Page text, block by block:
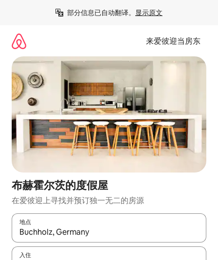
部分信息已自动翻译。 显示原文
来爱彼迎当房东
布赫霍尔茨的度假屋
在爱彼迎上寻找并预订独一无二的房源
地点
如有搜索结果，请使用上下方向键查看，或通过点击或滑动手势
入住